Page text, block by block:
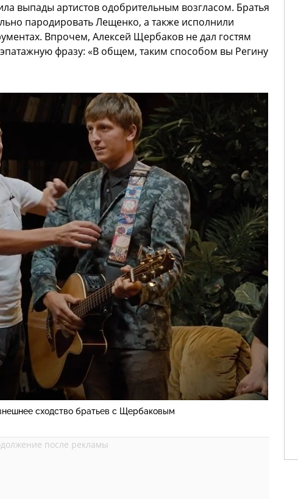
выпады артистов одобрительным возгласом. Братья
пародировать Лещенко, а также исполнили
Впрочем, Алексей Щербаков не дал гостям
фразу: «В общем, таким способом вы Регину
сходство братьев с Щербаковым